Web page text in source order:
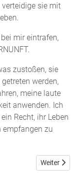
sie mit
mir eintrafen,
zustoßen, sie
werden,
meine laute
anwenden. Ich
Recht, ihr Leben
empfangen zu
Nächster
Weiter